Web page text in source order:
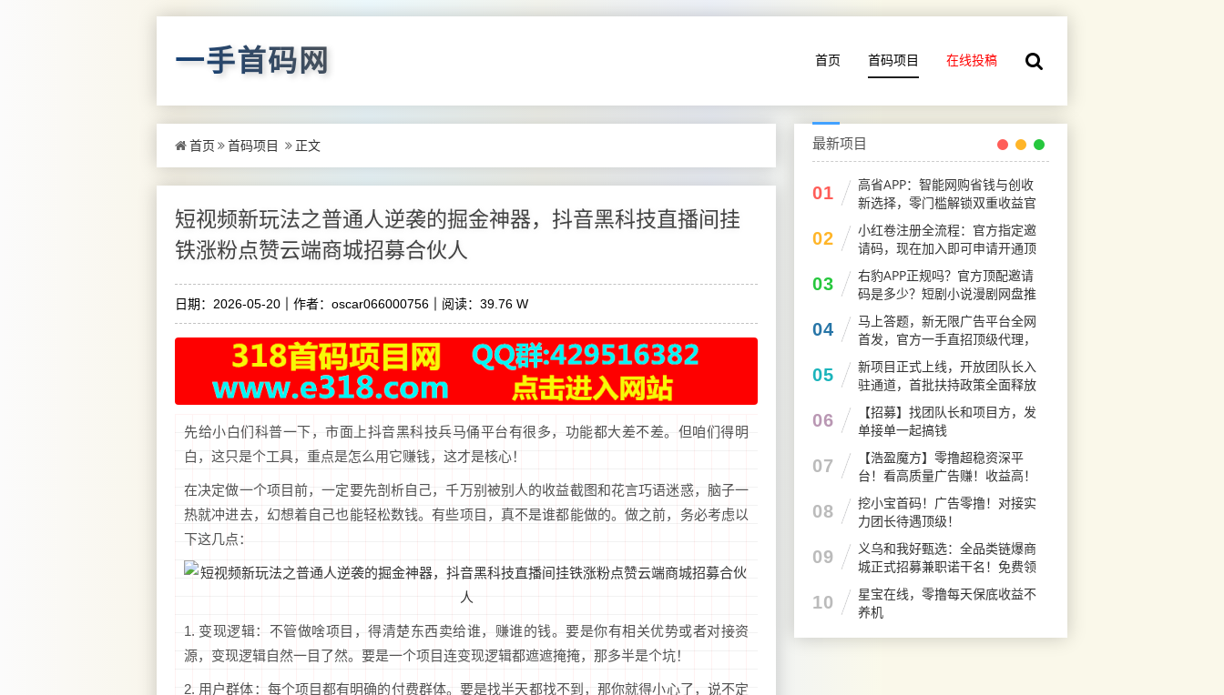
一手首码网 首页 首码项目 在线投稿
首页 首码项目 正文
短视频新玩法之普通人逆袭的掘金神器，抖音黑科技直播间挂
铁涨粉点赞云端商城招募合伙人
日期：2026-05-20 作者：oscar066000756 阅读：39.76 W
先给小白们科普一下，市面上抖音黑科技兵马俑平台有很多，功能都大差不差。但咱们得明
白，这只是个工具，重点是怎么用它赚钱，这才是核心！
在决定做一个项目前，一定要先剖析自己，千万别被别人的收益截图和花言巧语迷惑，脑子一
热就冲进去，幻想着自己也能轻松数钱。有些项目，真不是谁都能做的。做之前，务必考虑以
下这几点：
1. 变现逻辑：不管做啥项目，得清楚东西卖给谁，赚谁的钱。要是你有相关优势或者对接资
源，变现逻辑自然一目了然。要是一个项目连变现逻辑都遮遮掩掩，那多半是个坑！
2. 用户群体：每个项目都有明确的付费群体。要是找半天都找不到，那你就得小心了，说不定
最新项目
01
高省APP：智能网购省钱与创收
新选择，零门槛解锁双重收益官
码
02
小红卷注册全流程：官方指定邀
请码，现在加入即可申请开通顶
级代理V5权限
03
右豹APP正规吗？官方顶配邀请
码是多少？短剧小说漫剧网盘推
广副业怎么做
04
马上答题，新无限广告平台全网
首发，官方一手直招顶级代理，
待遇拉满
05
新项目正式上线，开放团队长入
驻通道，首批扶持政策全面释放
06
【招募】找团队长和项目方，发
单接单一起搞钱
07
【浩盈魔方】零撸超稳资深平
台！看高质量广告赚！收益高！
良心推荐
08
挖小宝首码！广告零撸！对接实
力团长待遇顶级！
09
义乌和我好甄选：全品类链爆商
城正式招募兼职诺干名！免费领
产品！
10
星宝在线，零撸每天保底收益不
养机